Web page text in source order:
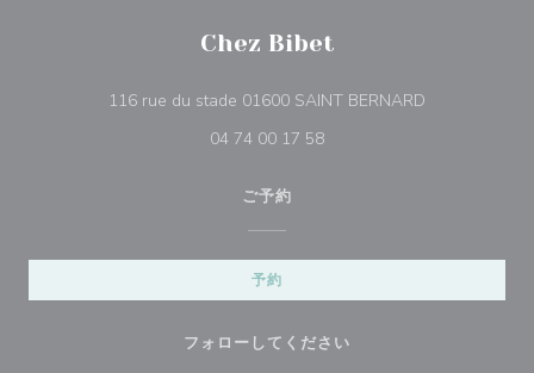
Chez Bibet
116 rue du stade 01600 SAINT BERNARD
04 74 00 17 58
ご予約
予約
フォローしてください